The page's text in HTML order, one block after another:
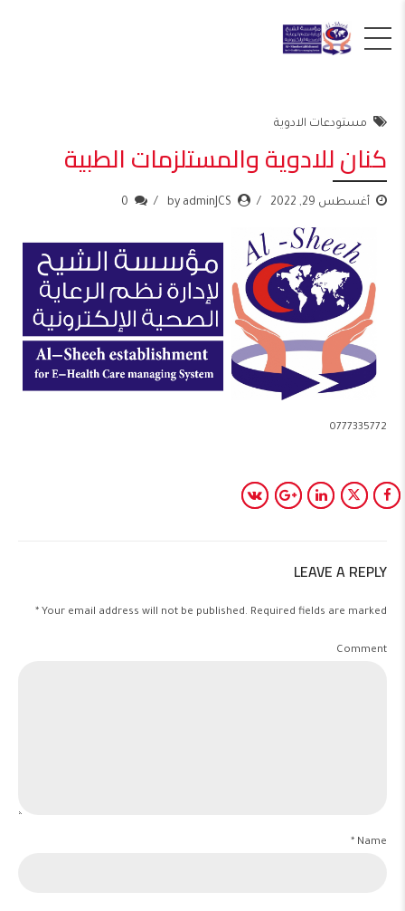
مستودعات الادوية
كنان للادوية والمستلزمات الطبية
أغسطس 29, 2022 by adminJCS
0
0777335772
LEAVE A REPLY
Your email address will not be published. Required fields are marked *
Comment
Name *